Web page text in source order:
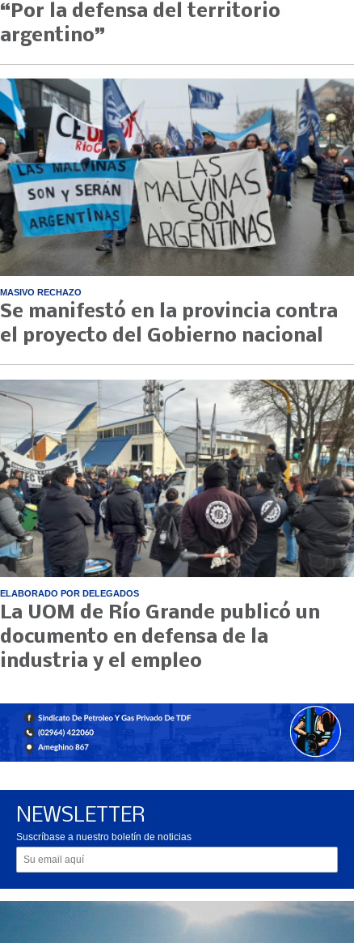
“Por la defensa del territorio
argentino”
MASIVO RECHAZO
Se manifestó en la provincia contra
el proyecto del Gobierno nacional
ELABORADO POR DELEGADOS
La UOM de Río Grande publicó un
documento en defensa de la
industria y el empleo
NEWSLETTER
Suscríbase a nuestro boletín de noticias